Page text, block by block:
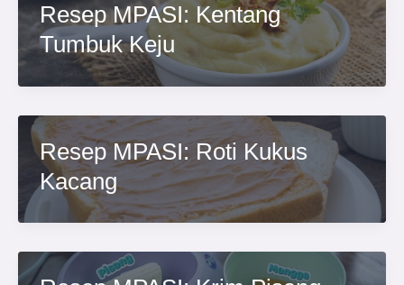
Resep MPASI: Kentang
Tumbuk Keju
Resep MPASI: Roti Kukus
Kacang